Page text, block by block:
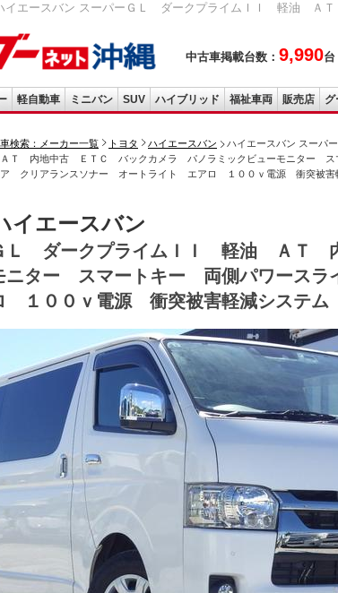
イエースバン スーパーＧＬ ダークプライムＩＩ 軽油
中古車掲載台数： 9,990台
軽自動車 ミニバン SUV ハイブリッド 福祉車両 販売店 グ
検索：メーカー一覧 トヨタ ハイエースバン
ハイエースバン スーパ
Ｔ 内地中古 ＥＴＣ バックカメラ パノラミックビューモニター ス
ア クリアランスソナー オートライト エアロ １００ｖ電源 衝突被害
イエースバン
Ｌ ダークプライムＩＩ 軽油 ＡＴ
ニター スマートキー 両側パワース
１００ｖ電源 衝突被害軽減システム